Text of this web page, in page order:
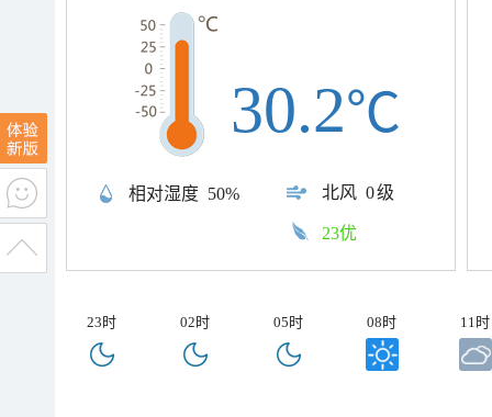
相对湿度 50% 北风 0级
30.2℃
23优
23时 02时 05时 08时 11时